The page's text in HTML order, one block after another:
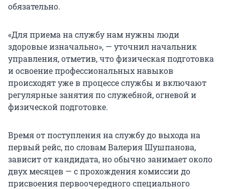
обязательно.
«Для приема на службу нам нужны люди
здоровые изначально», — уточнил начальник
управления, отметив, что физическая подготовка
и освоение профессиональных навыков
происходят уже в процессе службы и включают
регулярные занятия по служебной, огневой и
физической подготовке.
Время от поступления на службу до выхода на
первый рейс, по словам Валерия Шушпанова,
зависит от кандидата, но обычно занимает около
двух месяцев — с прохождения комиссии до
присвоения первоочередного специального